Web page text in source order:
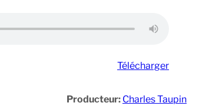
Télécharger
Producteur: Charles Taupin